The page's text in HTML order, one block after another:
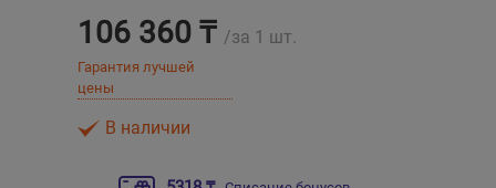
106 360 ₸ /за 1 шт.
Гарантия лучшей
цены
В наличии
Уральск
Усть-Каменогорск
Шымкент